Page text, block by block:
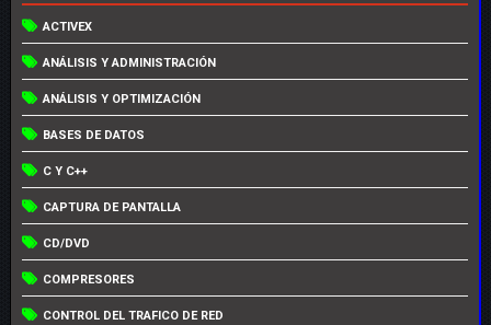
ACTIVEX
ANÁLISIS Y ADMINISTRACIÓN
ANÁLISIS Y OPTIMIZACIÓN
BASES DE DATOS
C Y C++
CAPTURA DE PANTALLA
CD/DVD
COMPRESORES
CONTROL DEL TRAFICO DE RED